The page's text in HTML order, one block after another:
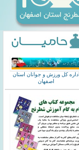
اداره کل ورزش و جوانان استان
اصفهان